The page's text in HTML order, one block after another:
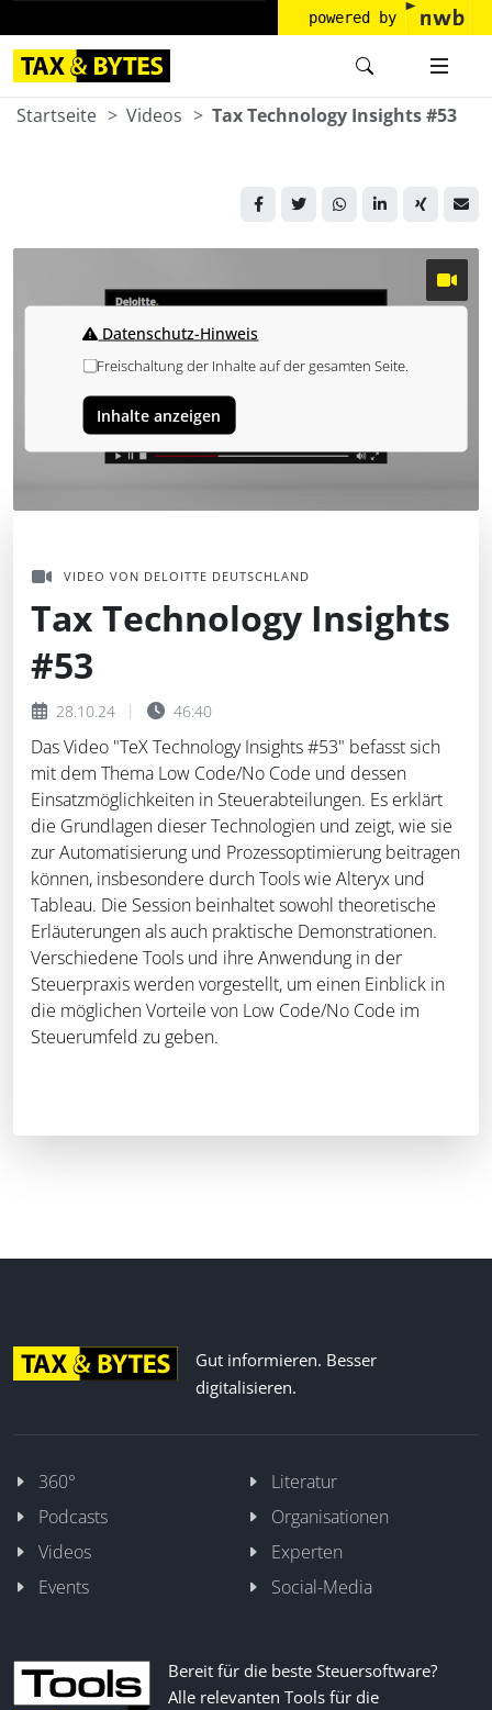
powered by
Startseite Videos Tax Technology Insights #53
Datenschutz-Hinweis
Freischaltung der Inhalte auf der gesamten Seite.
Inhalte anzeigen
VIDEO VON DELOITTE DEUTSCHLAND
Tax Technology Insights
#53
28.10.24 46:40
Das Video "TeX Technology Insights #53" befasst sich
mit dem Thema Low Code/No Code und dessen
Einsatzmöglichkeiten in Steuerabteilungen. Es erklärt
die Grundlagen dieser Technologien und zeigt, wie sie
zur Automatisierung und Prozessoptimierung beitragen
können, insbesondere durch Tools wie Alteryx und
Tableau. Die Session beinhaltet sowohl theoretische
Erläuterungen als auch praktische Demonstrationen.
Verschiedene Tools und ihre Anwendung in der
Steuerpraxis werden vorgestellt, um einen Einblick in
die möglichen Vorteile von Low Code/No Code im
Steuerumfeld zu geben.
Gut informieren. Besser
digitalisieren.
360°
Literatur
Podcasts
Organisationen
Videos
Experten
Events
Social-Media
Bereit für die beste Steuersoftware?
Alle relevanten Tools für die